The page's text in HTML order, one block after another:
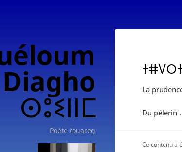
Diagho
ⵙⵓⵉⵏⵏⵎ
Poète touareg
La
Du pèlerin .
Ce contenu a